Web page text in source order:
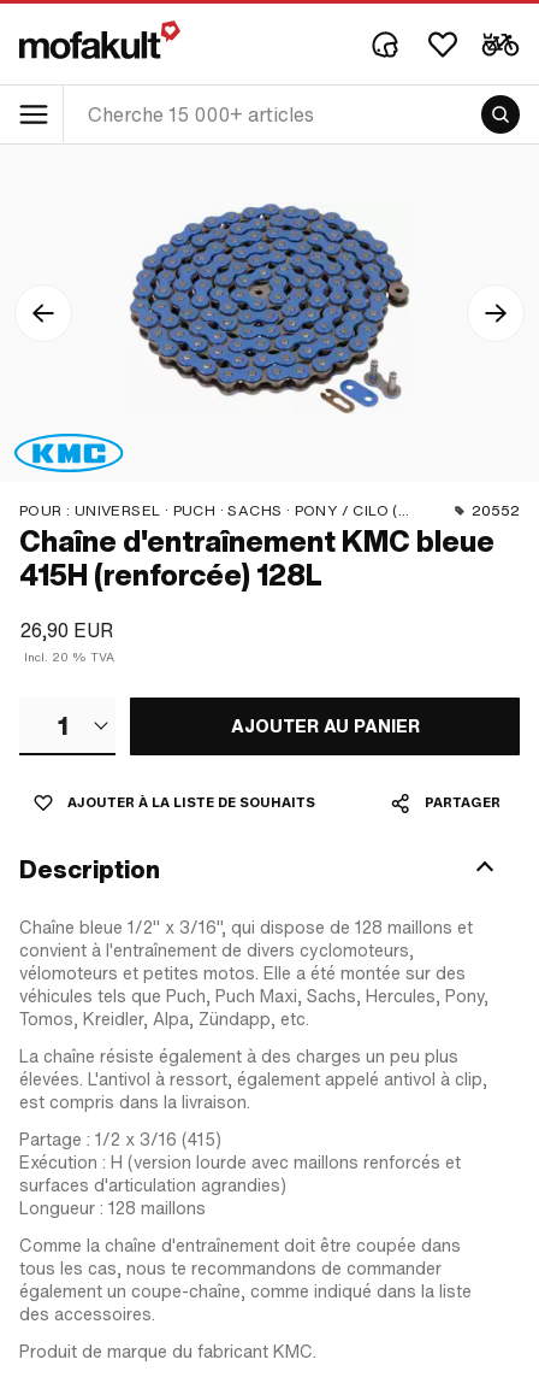
POUR : UNIVERSEL · PUCH · SACHS · PONY / CILO (BÊTA 521 & 512) · ZÜNDAPP BELMONDO · TOMOS · BYE BIKE 20552
Chaîne d'entraînement KMC bleue
415H (renforcée) 128L
26,90 EUR
Incl. 20 % TVA
1 AJOUTER AU PANIER
AJOUTER À LA LISTE DE SOUHAITS PARTAGER
Description
Chaîne bleue 1/2" x 3/16", qui dispose de 128 maillons et
convient à l'entraînement de divers cyclomoteurs,
vélomoteurs et petites motos. Elle a été montée sur des
véhicules tels que Puch, Puch Maxi, Sachs, Hercules, Pony,
Tomos, Kreidler, Alpa, Zündapp, etc.
La chaîne résiste également à des charges un peu plus
élevées. L'antivol à ressort, également appelé antivol à clip,
est compris dans la livraison.
Partage : 1/2 x 3/16 (415)
Exécution : H (version lourde avec maillons renforcés et
surfaces d'articulation agrandies)
Longueur : 128 maillons
Comme la chaîne d'entraînement doit être coupée dans
tous les cas, nous te recommandons de commander
également un coupe-chaîne, comme indiqué dans la liste
des accessoires.
Produit de marque du fabricant KMC.